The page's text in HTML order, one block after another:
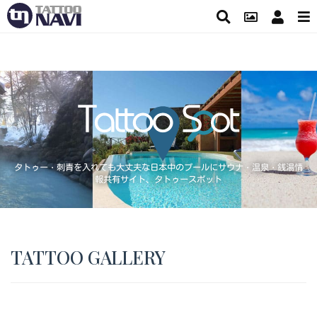
タトゥー・刺青を入れても大丈夫な日本中のプールにサウナ・温泉・銭湯情
報共有サイト、タトゥースポット
TATTOO GALLERY